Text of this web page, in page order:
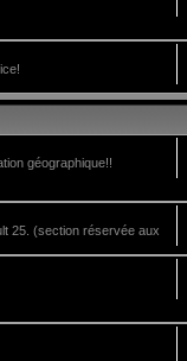
géographique!!
25. (section réservée aux